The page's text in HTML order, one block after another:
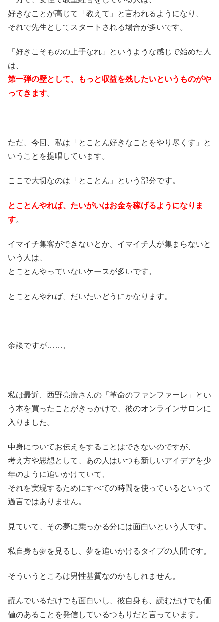
好きなことが高じて「教えて」と言われるようになり、
それで先生としてスタートされる場合が多いです。
「好きこそものの上手なれ」というような感じで始めた人
は、
第一弾の壁として、もっと収益を残したいというものがや
ってきます。
ただ、今回、私は「とことん好きなことをやり尽くす」と
いうことを提唱しています。
ここで大切なのは「とことん」という部分です。
とことんやれば、たいがいはお金を稼げるようになりま
す。
イマイチ集客ができないとか、イマイチ人が集まらないと
いう人は、
とことんやっていないケースが多いです。
とことんやれば、だいたいどうにかなります。
余談ですが……。
私は最近、西野亮廣さんの「革命のファンファーレ」とい
う本を買ったことがきっかけで、彼のオンラインサロンに
入りました。
中身についてお伝えをすることはできないのですが、
考え方や思想として、あの人はいつも新しいアイデアを少
年のように追いかけていて、
それを実現するためにすべての時間を使っているといって
過言ではありません。
見ていて、その夢に乗っかる分には面白いという人です。
私自身も夢を見るし、夢を追いかけるタイプの人間です。
そういうところは男性基質なのかもしれません。
読んでいるだけでも面白いし、彼自身も、読むだけでも価
値のあることを発信しているつもりだと言っています。